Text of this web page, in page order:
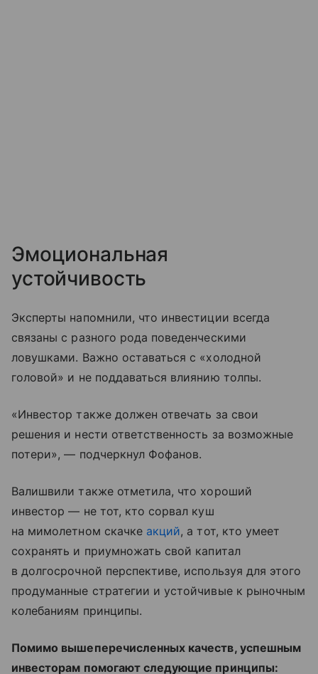
Эмоциональная
устойчивость
Эксперты напомнили, что инвестиции всегда
связаны с разного рода поведенческими
ловушками. Важно оставаться с «холодной
головой» и не поддаваться влиянию толпы.
«Инвестор также должен отвечать за свои
решения и нести ответственность за возможные
потери», — подчеркнул Фофанов.
Валишвили также отметила, что хороший
инвестор — не тот, кто сорвал куш
на мимолетном скачке акций, а тот, кто умеет
сохранять и приумножать свой капитал
в долгосрочной перспективе, используя для этого
продуманные стратегии и устойчивые к рыночным
колебаниям принципы.
Помимо вышеперечисленных качеств, успешным
инвесторам помогают следующие принципы: